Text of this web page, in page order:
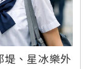
堤、星冰樂外